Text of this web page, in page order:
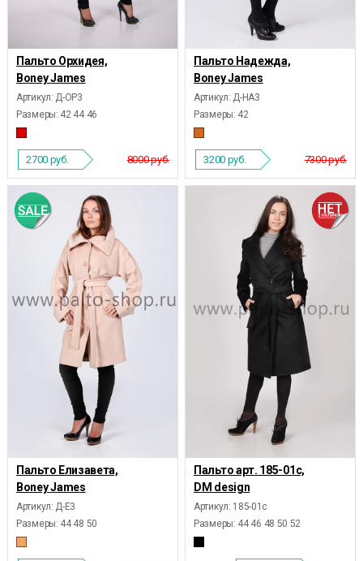
Пальто Орхидея,
Boney James
Артикул: Д-ОР3
Размеры: 42 44 46
8000 руб.
2700 руб.
Пальто Надежда,
Boney James
Артикул: Д-НА3
Размеры: 42
7300 руб.
3200 руб.
Пальто Елизавета,
Boney James
Артикул: Д-Е3
Размеры: 44 48 50
Пальто арт. 185-01c,
DM design
Артикул: 185-01c
Размеры: 44 46 48 50 52